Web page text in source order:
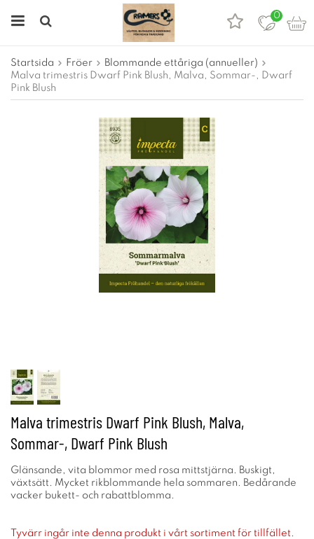
0
Startsida Fröer
Blommande ettåriga (annueller)
Malva trimestris Dwarf Pink Blush, Malva, Sommar-, Dwarf
Pink Blush
Malva trimestris Dwarf Pink Blush, Malva,
Sommar-, Dwarf Pink Blush
Glänsande, vita blommor med rosa mittstjärna. Buskigt,
växtsätt. Mycket rikblommande hela sommaren. Bedårande
vacker bukett- och rabattblomma.
Tyvärr ingår inte denna produkt i vårt sortiment för tillfället.